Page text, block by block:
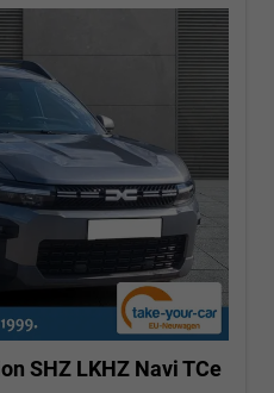
SHZ LKHZ Navi TCe